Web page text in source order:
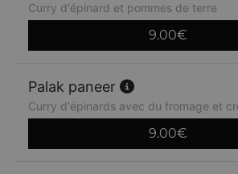
Curry d'épinard et pommes de terre
9.00€
Palak paneer
Curry d'épinards avec du fromage et
9.00€